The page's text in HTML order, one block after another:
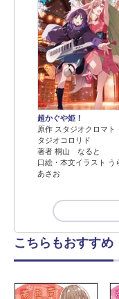
超かぐや姫！
原作 スタジオクロマト
タジオコロリド
著者 桐山 なると
口絵・本文イラスト う
あさお
こちらもおすすめ